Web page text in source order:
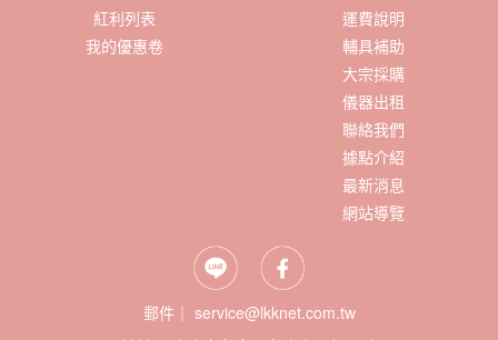
紅利列表
我的優惠卷
運費說明
輔具補助
大宗採購
儀器出租
聯絡我們
據點介紹
最新消息
網站導覽
郵件｜ service@lkknet.com.tw